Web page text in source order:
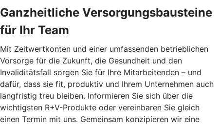
Ganzheitliche Versorgungsbausteine
für Ihr Team
Mit Zeitwertkonten und einer umfassenden betrieblichen
Vorsorge für die Zukunft, die Gesundheit und den
Invaliditätsfall sorgen Sie für Ihre Mitarbeitenden – und
dafür, dass sie fit, produktiv und Ihrem Unternehmen auch
langfristig treu bleiben. Informieren Sie sich über die
wichtigsten R+V-Produkte oder vereinbaren Sie gleich
einen Termin mit uns. Gemeinsam konzipieren wir eine